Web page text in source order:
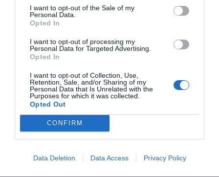
I want to opt-out of the Sale of my
Personal Data.
Opted In
I want to opt-out of processing my
Personal Data for Targeted Advertising.
Opted In
I want to opt-out of Collection, Use,
Retention, Sale, and/or Sharing of my
Personal Data that Is Unrelated with the
Purposes for which it was collected.
Opted Out
CONFIRM
Data Deletion Data Access Privacy Policy
k